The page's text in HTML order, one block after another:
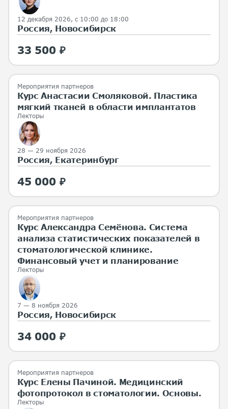
12 декабря 2026, с 10:00 до 18:00
Россия, Новосибирск
33 500 ₽
Мероприятия партнеров
Курс Анастасии Смоляковой. Пластика
мягкий тканей в области имплантатов
Лекторы
28 — 29 ноября 2026
Россия, Екатеринбург
45 000 ₽
Мероприятия партнеров
Курс Александра Семёнова. Система
анализа статистических показателей в
стоматологической клинике.
Финансовый учет и планирование
Лекторы
7 — 8 ноября 2026
Россия, Новосибирск
34 000 ₽
Мероприятия партнеров
Курс Елены Пачиной. Медицинский
фотопротокол в стоматологии. Основы.
Лекторы